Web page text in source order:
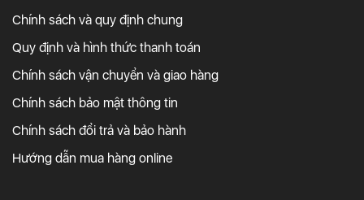
Chính sách và quy định chung
Quy định và hình thức thanh toán
Chính sách vận chuyển và giao hàng
Chính sách bảo mật thông tin
Chính sách đổi trả và bảo hành
Hướng dẫn mua hàng online